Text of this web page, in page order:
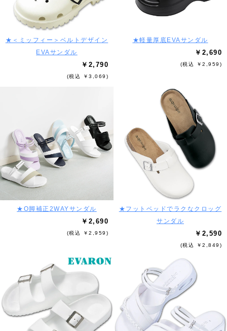
★＜ミッフィー＞ベルトデザイン
EVAサンダル
￥2,790
(税込 ￥3,069)
★軽量厚底EVAサンダル
￥2,690
(税込 ￥2,959)
★O脚補正2WAYサンダル
￥2,690
(税込 ￥2,959)
★フットベッドでラクなクロッグ
サンダル
￥2,590
(税込 ￥2,849)